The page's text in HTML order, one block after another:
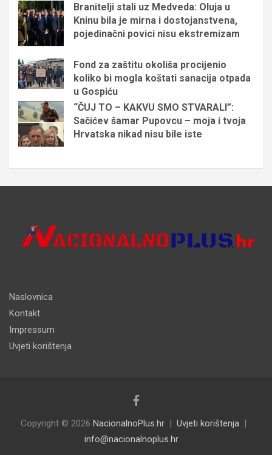
Branitelji stali uz Medveda: Oluja u
Kninu bila je mirna i dostojanstvena,
pojedinačni povici nisu ekstremizam
Fond za zaštitu okoliša procijenio
koliko bi mogla koštati sanacija otpada
u Gospiću
“ČUJ TO – KAKVU SMO STVARALI”:
Sačićev šamar Pupovcu – moja i tvoja
Hrvatska nikad nisu bile iste
Naslovnica
Kontakt
Impressum
Uvjeti korištenja
Copyright © 2026 NacionalnoPlus.hr
Uvjeti korištenja
info@nacionalnoplus.hr